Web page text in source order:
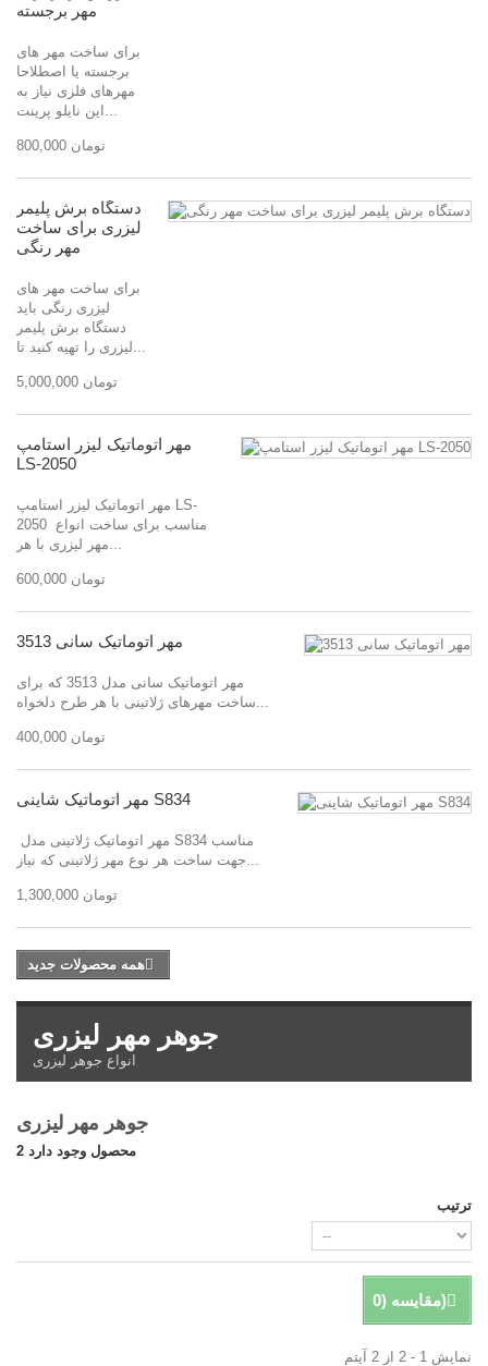
مهر برجسته
برای ساخت مهر های
برجسته یا اصطلاحا
مهرهای فلزی نیاز به
این نایلو پرینت...
800,000 تومان
دستگاه برش پلیمر
لیزری برای ساخت
مهر رنگی
برای ساخت مهر های
لیزری رنگی باید
دستگاه برش پلیمر
لیزری را تهیه کنید تا...
5,000,000 تومان
مهر اتوماتیک لیزر استامپ
LS-2050
مهر اتوماتیک لیزر استامپ LS-
2050 مناسب برای ساخت انواع
مهر لیزری با هر...
600,000 تومان
مهر اتوماتیک سانی 3513
مهر اتوماتیک سانی مدل 3513 که برای
ساخت مهرهای ژلاتینی با هر طرح دلخواه...
400,000 تومان
مهر اتوماتیک شاینی S834
جهت ساخت هر نوع مهر ژلاتینی که نیاز...
1,300,000 تومان
همه محصولات جدید
جوهر مهر لیزری
انواع جوهر لیزری
2 محصول وجود دارد
ترتیب
مقایسه (0 )
نمایش 1 - 2 از 2 آیتم